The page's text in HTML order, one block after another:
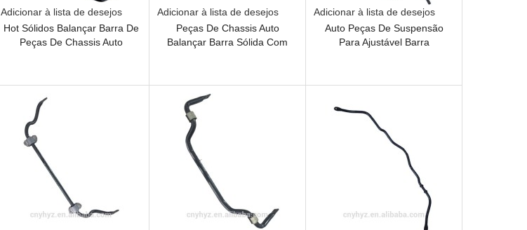
Adicionar à lista de desejos
Hot Sólidos Balançar Barra De
Peças De Chassis Auto
Adicionar à lista de desejos
Peças De Chassis Auto
Balançar Barra Sólida Com
Adicionar à lista de desejos
Auto Peças De Suspensão
Para Ajustável Barra